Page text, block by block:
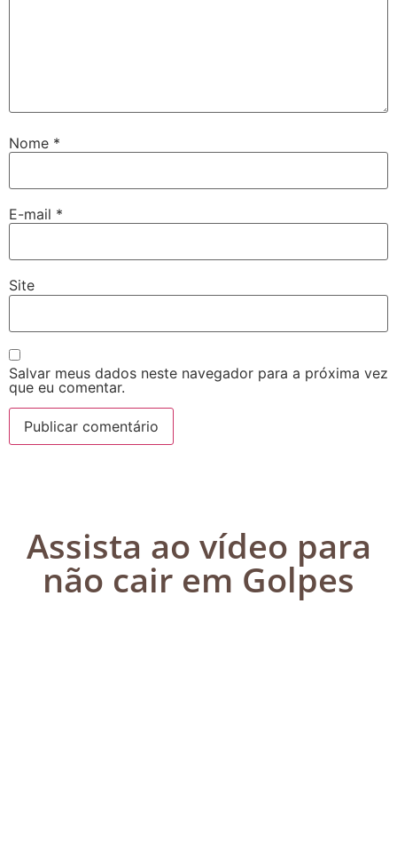
Nome *
E-mail *
Site
Salvar meus dados neste navegador para a próxima vez
que eu comentar.
Assista ao vídeo para
não cair em Golpes